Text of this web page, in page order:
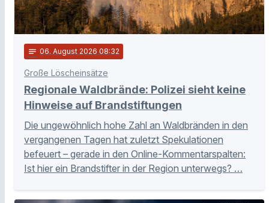
notes 06. August 2026 08:32
Große Löscheinsätze
Regionale Waldbrände: Polizei sieht keine
Hinweise auf Brandstiftungen
Die ungewöhnlich hohe Zahl an Waldbränden in den
vergangenen Tagen hat zuletzt Spekulationen
befeuert – gerade in den Online-Kommentarspalten:
Ist hier ein Brandstifter in der Region unterwegs? …